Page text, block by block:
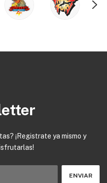
¡Registrate ya mismo y